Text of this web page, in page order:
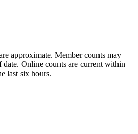
approximate. Member counts may
date. Online counts are current within
last six hours.